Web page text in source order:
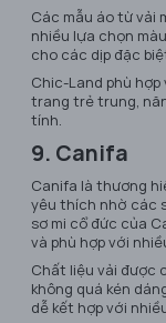
Các mẫu áo từ vải
nhiều lựa chọn
cho các dịp đặc
Chic-Land phù
trang trẻ trung,
tính.
9. Canifa
Canifa là thương
yêu thích nhờ các
sơ mi cổ đức của
và phù hợp với
Chất liệu vải được
không quá kén
dễ kết hợp với